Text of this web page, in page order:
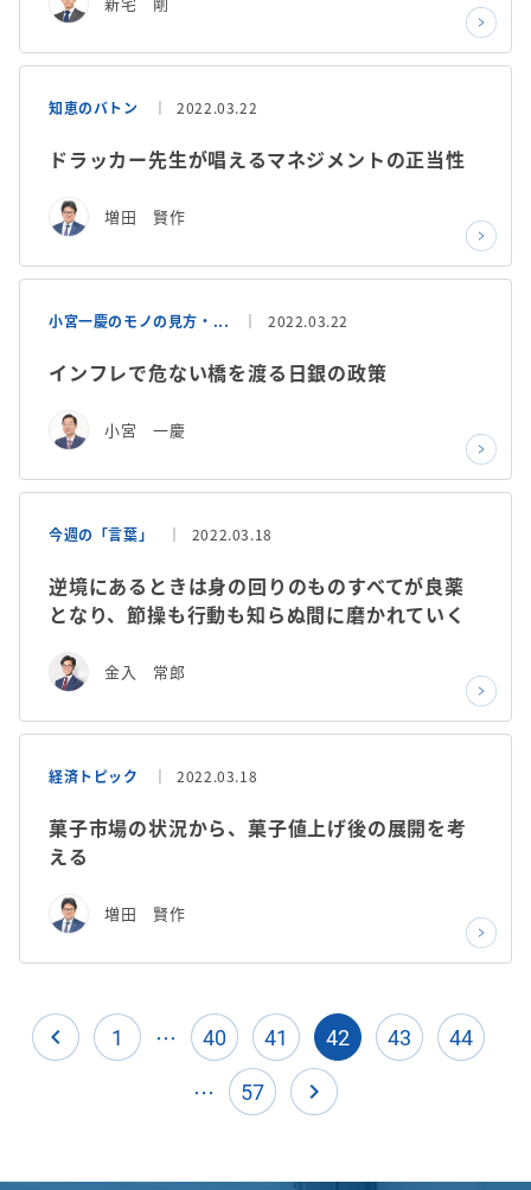
知恵のバトン 2022.03.22
ドラッカー先生が唱えるマネジメントの正当性
増田 賢作
小宮一慶のモノの見方・... 2022.03.22
インフレで危ない橋を渡る日銀の政策
小宮 一慶
今週の「言葉」 2022.03.18
逆境にあるときは身の回りのものすべてが良薬
となり、節操も行動も知らぬ間に磨かれていく
金入 常郎
経済トピック 2022.03.18
菓子市場の状況から、菓子値上げ後の展開を考
える
増田 賢作
navigate_before 1 … 40 41 42 43 44
… 57 navigate_next